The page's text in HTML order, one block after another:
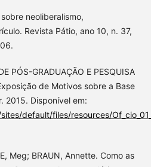
neoliberalismo,
Revista Pátio, ano 10, n. 37,
PÓS-GRADUAÇÃO E PESQUISA
de Motivos sobre a Base
2015. Disponível em:
default/files/resources/
Meg; BRAUN, Annette. Como as